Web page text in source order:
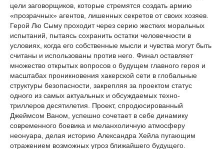
цели заговорщиков, которые стремятся создать армию
«прозрачных» агентов, лишенных секретов от своих хозяев.
Герой Лю Сыму проходит через серию жестких моральных
испытаний, пытаясь сохранить остатки человечности в
условиях, когда его собственные мысли и чувства могут быть
считаны и использованы против него. Финал оставляет
множество открытых вопросов о будущем главного героя и
масштабах проникновения хакерской сети в глобальные
структуры безопасности, закрепляя за проектом статус
одного из самых актуальных и обсуждаемых техно-
триллеров десятилетия. Проект, спродюсированный
Джеймсом Ваном, успешно сочетает в себе динамику
современного боевика и меланхоличную атмосферу
неонуара, делая историю Александра Хейла пугающим
отражением возможных угроз ближайшего будущего.